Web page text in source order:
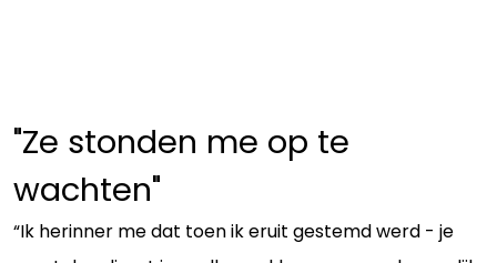
"Ze stonden me op te
wachten"
“Ik herinner me dat toen ik eruit gestemd werd - je